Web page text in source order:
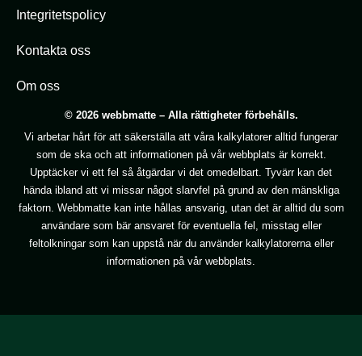
Integritetspolicy
Kontakta oss
Om oss
© 2026 webbmatte – Alla rättigheter förbehålls.
Vi arbetar hårt för att säkerställa att våra kalkylatorer alltid fungerar
som de ska och att informationen på vår webbplats är korrekt.
Upptäcker vi ett fel så åtgärdar vi det omedelbart. Tyvärr kan det
hända ibland att vi missar något slarvfel på grund av den mänskliga
faktorn. Webbmatte kan inte hållas ansvarig, utan det är alltid du som
användare som bär ansvaret för eventuella fel, misstag eller
feltolkningar som kan uppstå när du använder kalkylatorerna eller
informationen på vår webbplats.